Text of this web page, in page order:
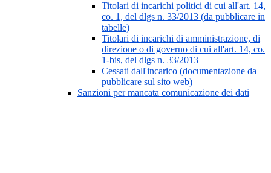
Titolari di incarichi politici di cui all'art. 14,
co. 1, del dlgs n. 33/2013 (da pubblicare in
tabelle)
Titolari di incarichi di amministrazione, di
direzione o di governo di cui all'art. 14, co.
1-bis, del dlgs n. 33/2013
Cessati dall'incarico (documentazione da
pubblicare sul sito web)
Sanzioni per mancata comunicazione dei dati